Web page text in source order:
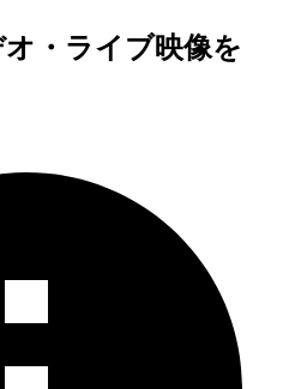
・ライブ映像を